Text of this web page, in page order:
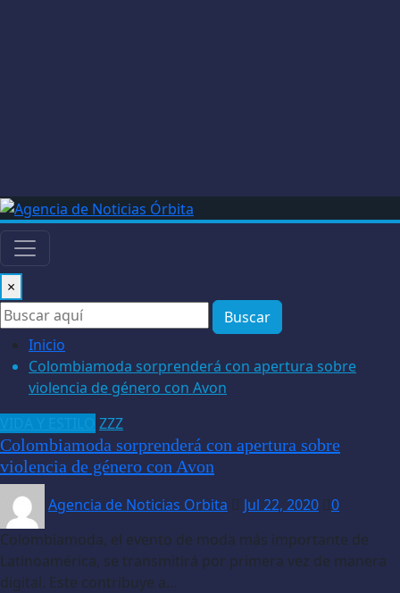
×
Buscar
Inicio
Colombiamoda sorprenderá con apertura sobre
violencia de género con Avon
ZZZ
Colombiamoda sorprenderá con apertura sobre
violencia de género con Avon
Agencia de Noticias Orbita
Jul 22, 2020
0
Colombiamoda, el evento de moda más importante de
Latinoamérica, se transmitirá por primera vez de manera
digital. Este contribuye a…